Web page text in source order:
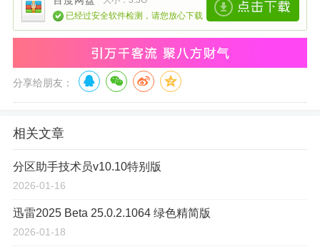
已经过安全软件检测，请您放心下载
分享给朋友：
相关文章
分区助手技术员v10.10特别版
2026-01-16
迅雷2025 Beta 25.0.2.1064 绿色精简版
2026-01-18